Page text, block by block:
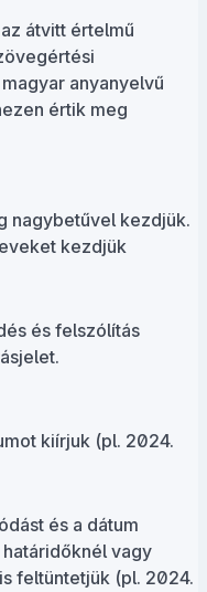
átvitt értelmű
anyanyelvű
értik meg
nagybetűvel kezdjük.
kezdjük
és felszólítás
kiírjuk (pl. 2024.
és a dátum
vagy
feltüntetjük (pl. 2024.